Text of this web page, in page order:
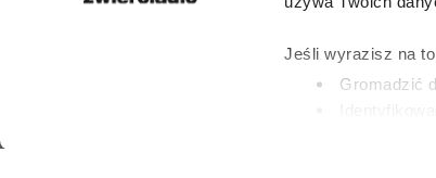
Jeśli wyrazisz na
Gromadzić